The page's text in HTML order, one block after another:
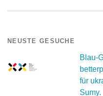
NEUSTE GESUCHE
Blau-
für
Sumy.